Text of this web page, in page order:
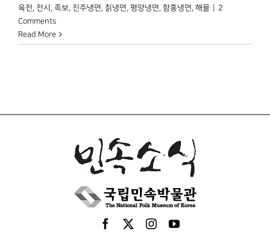
육전, 전시 , 족보, 진주냉면, 칡냉면, 평양냉면, 함흥냉면, 해물
2
Comments
Read More